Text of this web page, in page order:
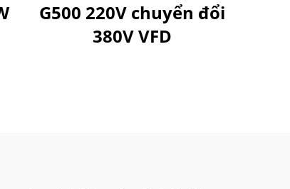
G500 220V chuyển đổi
380V VFD